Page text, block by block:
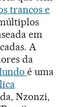
trancos e
em
A
da
é uma
Nzonzi,